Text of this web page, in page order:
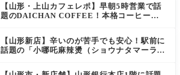
【山形・上山カフェレポ】早朝5時営業で話
題のDAICHAN COFFEE！本格コーヒーを
【山形新店】辛いのが苦手でも安心！駅前に
話題の「小哪吒麻辣燙（ショウナタマーラー